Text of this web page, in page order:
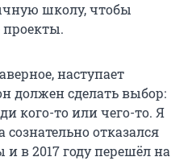
школу, чтобы
наступает
должен сделать выбор:
кого-то или чего-то. Я
сознательно отказался
в 2017 году перешёл на